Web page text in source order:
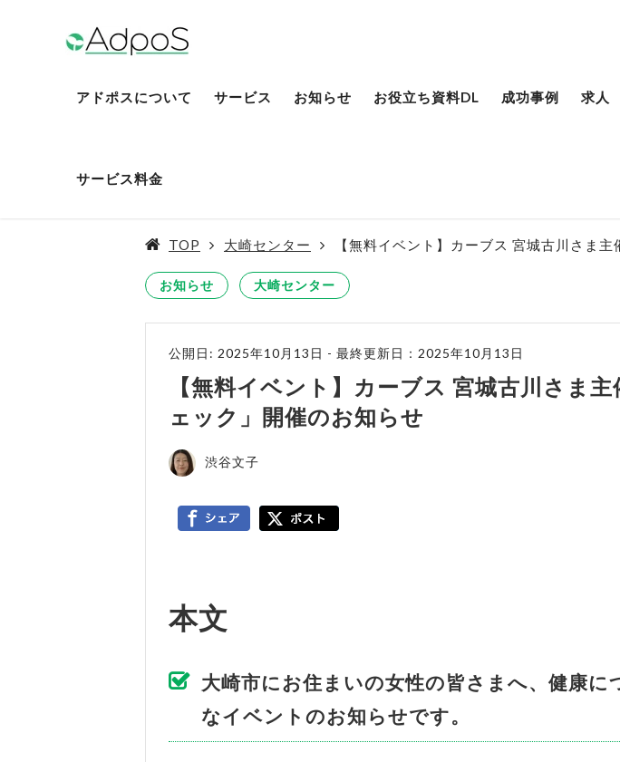
アドポスについて サービス お知らせ お役立ち資料DL 成功事例 求人
サービス料金
TOP 大崎センター 【無料イベント】カーブス 宮城古川さま
お知らせ 大崎センター
公開日: 2025年10月13日 - 最終更新日：2025年10月13日
【無料イベント】カーブス 宮城古川さま
ェック」開催のお知らせ
渋谷文子
本文
大崎市にお住まいの女性の皆さまへ、健康に
なイベントのお知らせです。